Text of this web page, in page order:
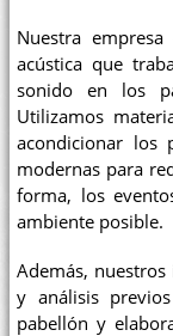
Nuestra
acústica que
sonido en los
Utilizamos
acondicionar los
modernas para
forma, los
ambiente posible.
Además,
y análisis
pabellón y